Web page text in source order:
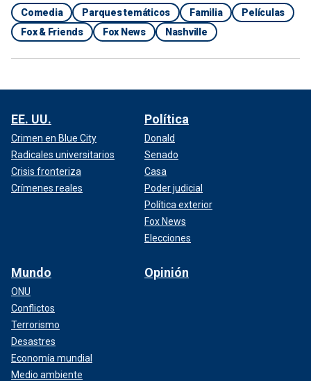
Comedia Parques temáticos Familia
Películas
Fox & Friends
Fox News Nashville
EE. UU.
Crimen en Blue City
Radicales universitarios
Crisis fronteriza
Crímenes reales
Política
Donald
Senado
Casa
Poder judicial
Política exterior
Fox News
Elecciones
Mundo
ONU
Conflictos
Terrorismo
Desastres
Economía mundial
Medio ambiente
Opinión